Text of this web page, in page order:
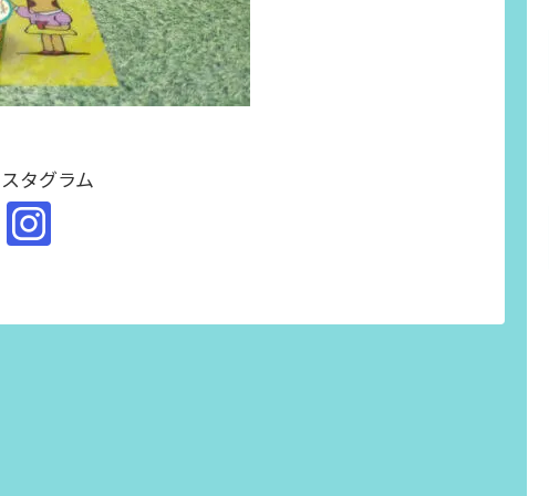
タグラム